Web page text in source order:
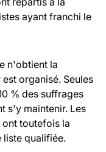
ayant franchi le
n'obtient la
organisé. Seules
% des suffrages
s'y maintenir. Les
ont toutefois la
liste qualifiée.